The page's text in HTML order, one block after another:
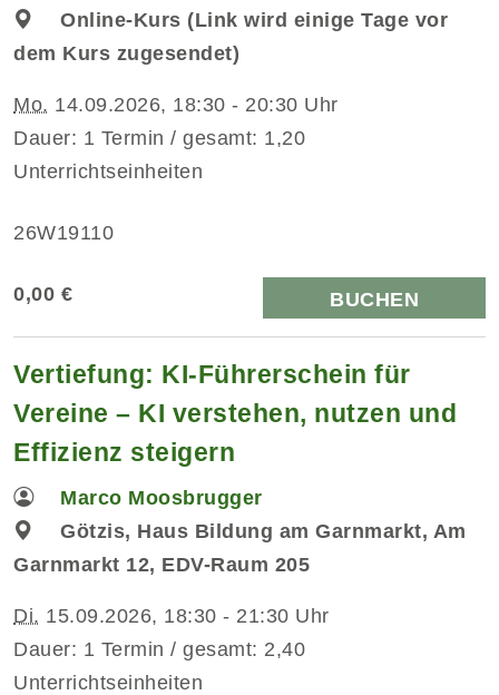
Online-Kurs (Link wird einige Tage vor
dem Kurs zugesendet)
Mo. 14.09.2026, 18:30 - 20:30 Uhr
Dauer: 1 Termin / gesamt: 1,20
Unterrichtseinheiten
26W19110
0,00 € BUCHEN
Vertiefung: KI-Führerschein für
Vereine – KI verstehen, nutzen und
Effizienz steigern
Marco Moosbrugger
Götzis, Haus Bildung am Garnmarkt, Am
Garnmarkt 12, EDV-Raum 205
Di. 15.09.2026, 18:30 - 21:30 Uhr
Dauer: 1 Termin / gesamt: 2,40
Unterrichtseinheiten